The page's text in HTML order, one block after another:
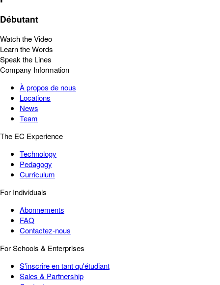
Débutant
Watch the Video
Learn the Words
Speak the Lines
Company Information
À propos de nous
Locations
News
Team
The EC Experience
Technology
Pedagogy
Curriculum
For Individuals
Abonnements
FAQ
Contactez-nous
For Schools & Enterprises
S'inscrire en tant qu'étudiant
Sales & Partnership